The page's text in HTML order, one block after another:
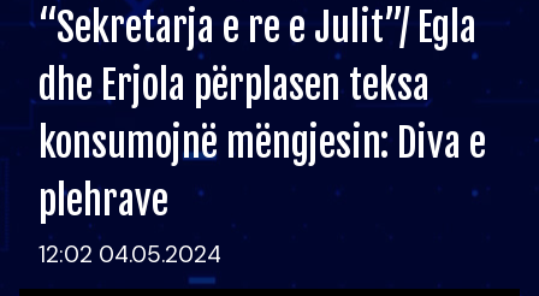
“Sekretarja e re e Julit”/ Egla
dhe Erjola përplasen teksa
konsumojnë mëngjesin: Diva e
plehrave
12:02 04.05.2024